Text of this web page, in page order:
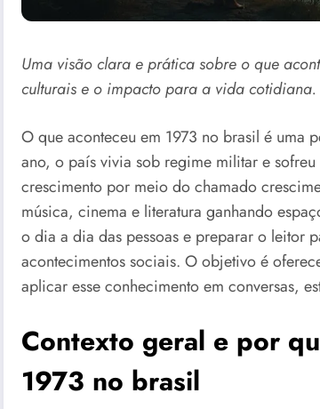
Uma visão clara e prática sobre o que
culturais e o impacto para a vida cotidiana.
O que aconteceu em 1973 no brasil é uma
ano, o país vivia sob regime militar e
crescimento por meio do chamado
música, cinema e literatura ganhando
o dia a dia das pessoas e preparar o leitor
acontecimentos sociais. O objetivo é
aplicar esse conhecimento em conversas,
Contexto geral e por
1973 no brasil